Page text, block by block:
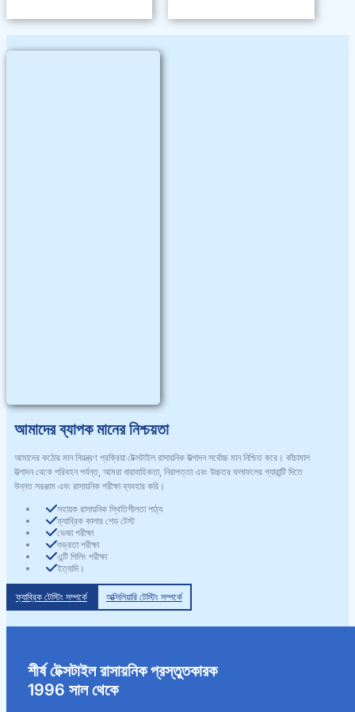
আমাদের ব্যাপক মানের নিশ্চয়তা
আমাদের কঠোর মান নিয়ন্ত্রণ প্রক্রিয়া টেক্সটাইল রাসায়নিক উত্পাদন সর্বোচ্চ মান নিশ্চিত করে। কাঁচামাল
উত্পাদন থেকে পরিবহন পর্যন্ত, আমরা ধারাবাহিকতা, নিরাপত্তা এবং উচ্চতর ফলাফলের গ্যারান্টি দিতে
উন্নত সরঞ্জাম এবং রাসায়নিক পরীক্ষা ব্যবহার করি।
সহায়ক রাসায়নিক স্থিতিশীলতা পাঠ্য
ফ্যাব্রিক কালার শেড টেস্ট
ভেজা পরীক্ষা
শুভ্রতা পরীক্ষা
এন্টি পিলিং পরীক্ষা
ইত্যাদি।
ফ্যাব্রিক টেস্টিং সম্পর্কে অক্সিলিয়ারি টেস্টিং সম্পর্কে
শীর্ষ টেক্সটাইল রাসায়নিক প্রস্তুতকারক
1996 সাল থেকে